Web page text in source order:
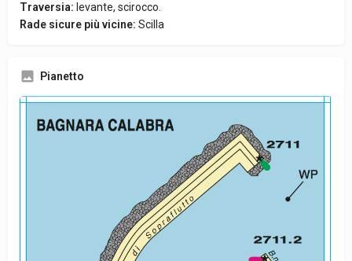
Traversia: levante, scirocco.
Rade sicure più vicine: Scilla
Pianetto